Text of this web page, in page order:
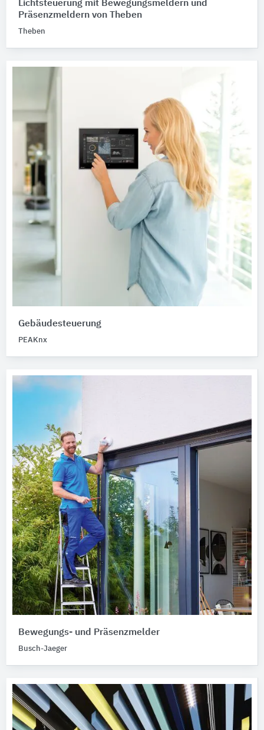
Lichtsteuerung mit Bewegungsmeldern und
Präsenzmeldern von Theben
Theben
Gebäudesteuerung
PEAKnx
Bewegungs- und Präsenzmelder
Busch-Jaeger